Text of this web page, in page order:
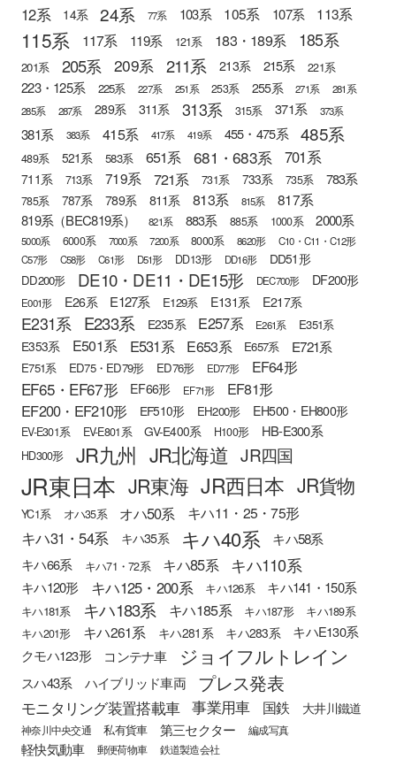
12系 14系 24系 77系 103系 105系 107系 113系
115系 117系 119系 121系 183・189系 185系
201系 205系 209系 211系 213系 215系 221系
223・125系 225系 227系 251系 253系 255系 271系
281系
285系
287系 289系 311系 313系 315系 371系 373系
381系 383系 415系 417系 419系 455・475系 485系
489系 521系 583系 651系 681・683系 701系
711系 713系 719系 721系 731系 733系 735系 783系
785系 787系 789系 811系 813系 815系 817系
819系（BEC819系） 821系 883系 885系 1000系 2000系
5000系 6000系 7000系 7200系 8000系 8620形
C10・C11・C12形
C57形
C58形 C61形 D51形 DD13形 DD16形 DD51形
DD200形 DE10・DE11・DE15形 DEC700形 DF200形
E001形 E26系 E127系 E129系 E131系 E217系
E231系 E233系 E235系 E257系 E261系 E351系
E353系 E501系 E531系 E653系 E657系 E721系
E751系 ED75・ED79形 ED76形 ED77形 EF64形
EF65・EF67形 EF66形 EF71形
EF81形
EF200・EF210形
EF510形 EH200形 EH500・EH800形
EV-E301系 EV-E801系 GV-E400系 H100形 HB-E300系
HD300形 JR九州 JR北海道 JR四国
JR東日本 JR東海 JR西日本 JR貨物
YC1系 オハ35系 オハ50系 キハ11・25・75形
キハ31・54系 キハ35系 キハ40系 キハ58系
キハ66系 キハ71・72系 キハ85系 キハ110系
キハ120形 キハ125・200系 キハ126系 キハ141・150系
キハ181系 キハ183系 キハ185系 キハ187形
キハ189系
キハ201形
キハ261系 キハ281系 キハ283系
キハE130系
クモハ123形
コンテナ車 ジョイフルトレイン
スハ43系 ハイブリッド車両 プレス発表
モニタリング装置搭載車 事業用車 国鉄 大井川鐵道
神奈川中央交通 私有貨車 第三セクター 編成写真
軽快気動車 郵便荷物車 鉄道製造会社